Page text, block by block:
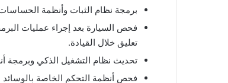
برمجة نظام الثبات وأنظمة
فحص السيارة بعد إجراء عمليات
تعليق خلال القيادة.
تحديث نظام التشغيل الذكي وبرمجة
فحص أنظمة التحكم الخاصة بالوسائد